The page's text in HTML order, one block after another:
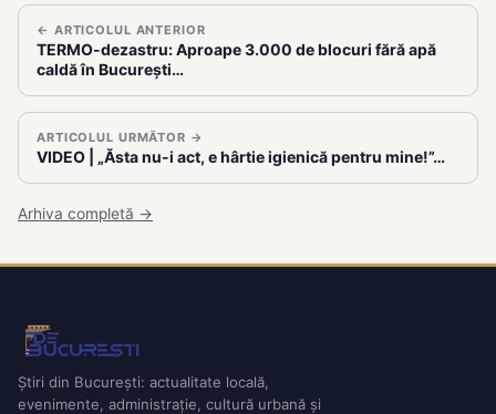
← ARTICOLUL ANTERIOR
TERMO-dezastru: Aproape 3.000 de blocuri fără apă
caldă în București…
ARTICOLUL URMĂTOR →
VIDEO | „Ăsta nu-i act, e hârtie igienică pentru mine!”…
Arhiva completă →
Știri din București: actualitate locală,
evenimente, administrație, cultură urbană și